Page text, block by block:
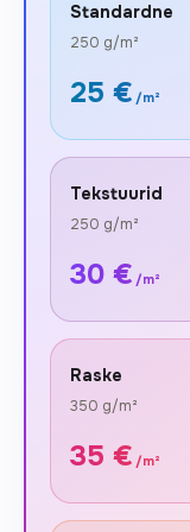
Standardne
250 g/m²
25 € /m²
Tekstuurid
250 g/m²
30 € /m²
Raske
350 g/m²
35 € /m²